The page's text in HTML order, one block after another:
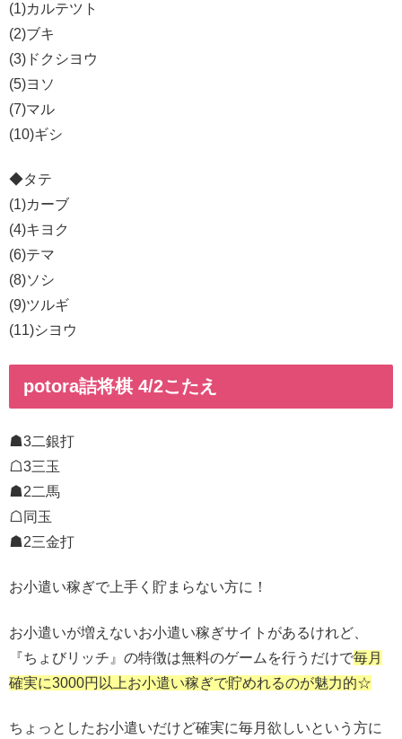
(1)カルテツト
(2)ブキ
(3)ドクシヨウ
(5)ヨソ
(7)マル
(10)ギシ
◆タテ
(1)カーブ
(4)キヨク
(6)テマ
(8)ソシ
(9)ツルギ
(11)シヨウ
potora詰将棋 4/2こたえ
☗3二銀打
☖3三玉
☗2二馬
☖同玉
☗2三金打
お小遣い稼ぎで上手く貯まらない方に！
お小遣いが増えないお小遣い稼ぎサイトがあるけれど、
『ちょびリッチ』の特徴は無料のゲームを行うだけで毎月
確実に3000円以上お小遣い稼ぎで貯めれるのが魅力的☆
ちょっとしたお小遣いだけど確実に毎月欲しいという方に